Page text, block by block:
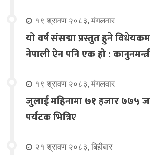
१९ श्रावण २०८३, मंगलवार
यो वर्ष संसद्मा प्रस्तुत हुने
नेपाली ऐन पनि एक हो :
१९ श्रावण २०८३, मंगलवार
जुलाई महिनामा ७१ हजार ७७५
पर्यटक भित्रिए
२१ श्रावण २०८३, बिहीबार